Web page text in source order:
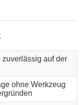
zuverlässig auf der
ohne Werkzeug